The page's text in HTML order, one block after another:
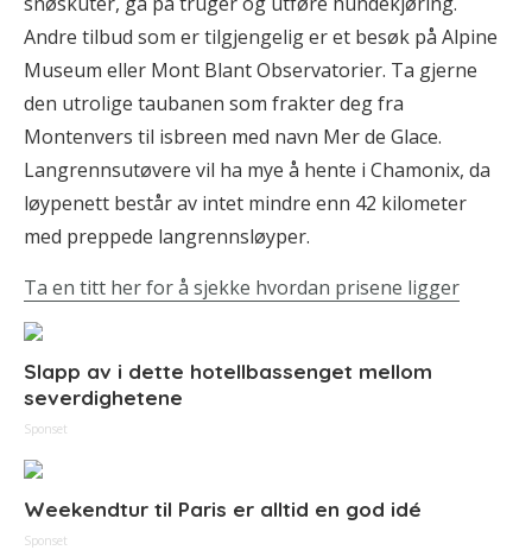
Andre tilbud som er tilgjengelig er et besøk på Alpine
Museum eller Mont Blant Observatorier. Ta gjerne
den utrolige taubanen som frakter deg fra
Montenvers til isbreen med navn Mer de Glace.
Langrennsutøvere vil ha mye å hente i Chamonix, da
løypenett består av intet mindre enn 42 kilometer
med preppede langrennsløyper.
Ta en titt her for å sjekke hvordan prisene ligger
Slapp av i dette hotellbassenget mellom
severdighetene
Sponset
Weekendtur til Paris er alltid en god idé
Sponset